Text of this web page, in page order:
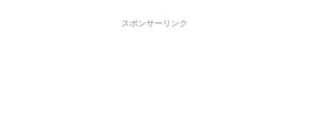
スポンサーリンク